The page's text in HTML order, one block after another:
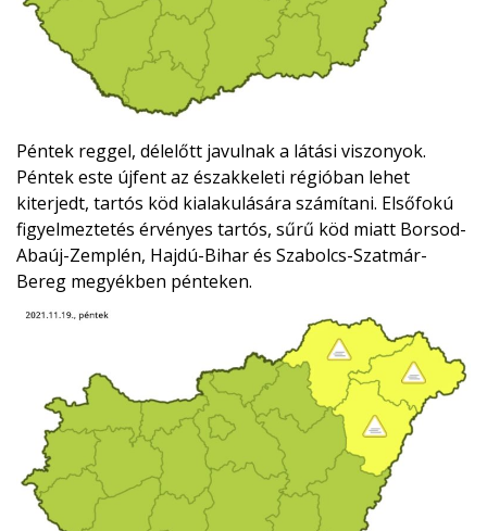
Péntek reggel, délelőtt javulnak a látási viszonyok.
Péntek este újfent az északkeleti régióban lehet
kiterjedt, tartós köd kialakulására számítani. Elsőfokú
figyelmeztetés érvényes tartós, sűrű köd miatt Borsod-
Abaúj-Zemplén, Hajdú-Bihar és Szabolcs-Szatmár-
Bereg megyékben pénteken.